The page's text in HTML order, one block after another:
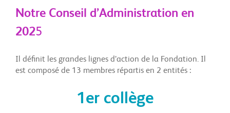
Notre Conseil d’Administration en
2025
Il définit les grandes lignes d’action de la Fondation. Il
est composé de 13 membres répartis en 2 entités :
1er collège